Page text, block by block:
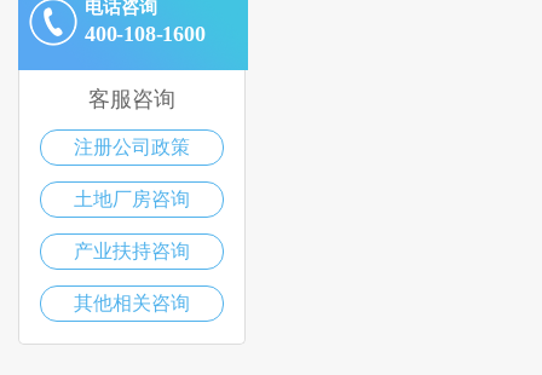
电话咨询
400-108-1600
客服咨询
注册公司政策
土地厂房咨询
产业扶持咨询
其他相关咨询